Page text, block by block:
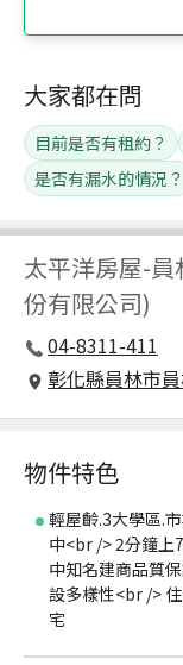
太平洋房屋-
份有限公司)
04-8311-411
彰化縣員林市
大家都在問
目前是否有租約？
是否有漏水的情況？
物件特色
輕屋齡.3大學區.
中<br /> 2分鐘上
中知名建商品質
設多樣性<br />
宅